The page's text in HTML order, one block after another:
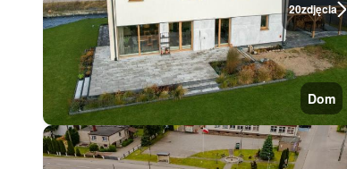
20zdjęcia
Dom